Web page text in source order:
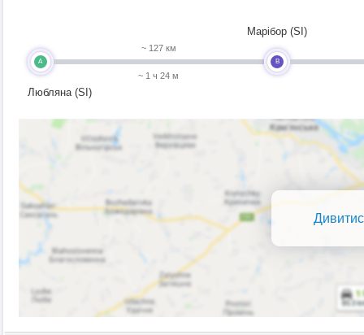
A
Любляна (SI)
~ 127 км
~ 1 ч 24 м
B
Марібор (SI)